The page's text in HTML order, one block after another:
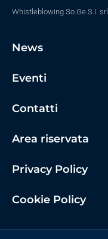
Whistleblowing So.Ge.S.I. srl
News
Eventi
Contatti
Area riservata
Privacy Policy
Cookie Policy